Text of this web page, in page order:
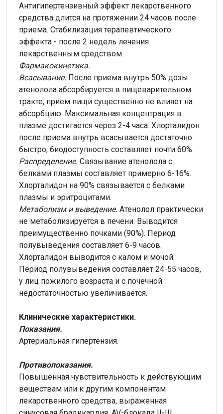
Антигипертензивный эффект лекарственного
средства длится на протяжении 24 часов после
приема. Стабилизация терапевтического
эффекта - после 2 недель лечения
лекарственным средством.
Фармакокинетика.
Всасывание. После приема внутрь 50% дозы
атенолола абсорбируется в пищеварительном
тракте; прием пищи существенно не влияет на
абсорбцию. Максимальная концентрация в
плазме достигается через 2-4 часа. Хлорталидон
после приема внутрь всасывается достаточно
быстро, биодоступность составляет почти 60%.
Распределение. Связывание атенолола с
белками плазмы составляет примерно 6-16%.
Хлорталидон на 90% связывается с белками
плазмы и эритроцитами.
Метаболизм и выведение. Атенолол практически
не метаболизируется в печени. Выводится
преимущественно почками (90%). Период
полувыведения составляет 6-9 часов.
Хлорталидон выводится с калом и мочой.
Период полувыведения составляет 24-55 часов,
у лиц пожилого возраста и с почечной
недостаточностью увеличивается.
Клинические характеристики.
Показания.
Артериальная гипертензия.
Противопоказания.
Повышенная чувствительность к действующим
веществам или к другим компонентам
лекарственного средства, выраженная